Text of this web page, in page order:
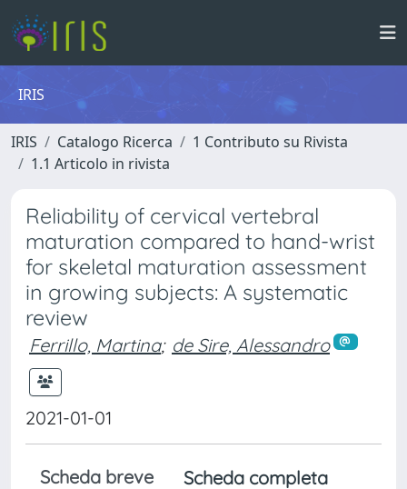
IRIS
IRIS Catalogo Ricerca
1 Contributo su Rivista
1.1 Articolo in rivista
Reliability of cervical vertebral
maturation compared to hand-wrist
for skeletal maturation assessment
in growing subjects: A systematic
review
Ferrillo, Martina; de Sire, Alessandro
2021-01-01
Scheda breve
Scheda completa